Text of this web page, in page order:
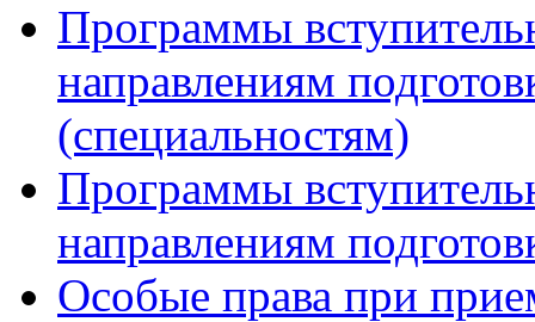
Программы
направлениям
(специальностям)
Программы
направлениям
Особые права при